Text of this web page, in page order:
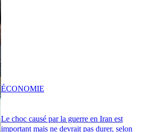
Le choc causé par la guerre en Iran est
important mais ne devrait pas durer, selon
ÉCONOMIE